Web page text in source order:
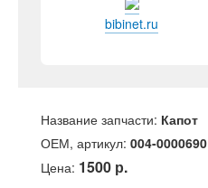
bibinet.ru
Название запчасти: Капот
ОЕМ, артикул: 004-0000690
Цена: 1500 р.